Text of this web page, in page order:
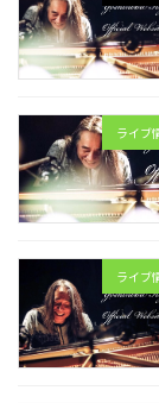
ライブ
ライブ